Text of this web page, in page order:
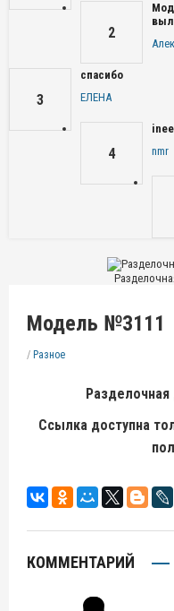
2
3
спасибо
ЕЛЕНА
4
nmr
Модель №3111
/ Разное
Ссылка доступна
КОММЕНТАРИЙ